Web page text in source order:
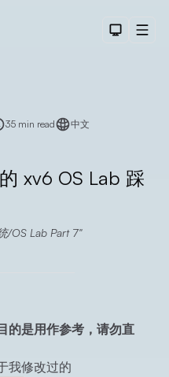
Dark
35 min read
中文
xv6 OS Lab 踩
/OS Lab Part 7
的是用作参考，请勿直
我修改过的